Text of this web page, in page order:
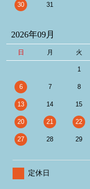
30 31
2026年09月
日 月 火
1
6 7 8
13 14 15
20 21 22
27 28 29
定休日